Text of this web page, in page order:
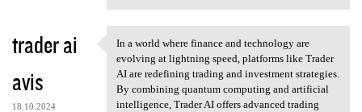
e
trader ai
avis
18.10.2024
In a world where finance and
In a world where finance and technology are
evolving at lightning speed, platforms like Trader
AI are redefining trading and investment strategies.
By combining quantum computing and artificial
intelligence, Trader AI offers advanced trading